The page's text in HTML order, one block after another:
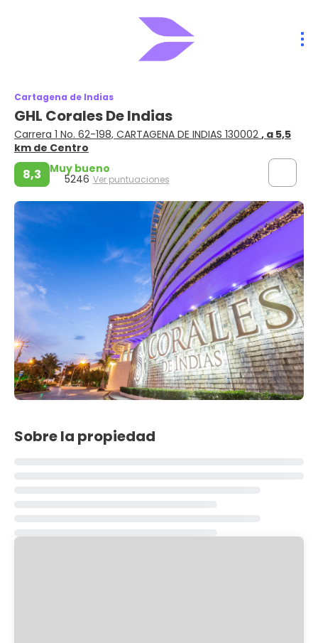
Cartagena de Indias
GHL Corales De Indias
Carrera 1 No. 62-198, CARTAGENA DE INDIAS 130002 , a 5,5
km de Centro
8,3 Muy bueno
5246 Ver puntuaciones
Sobre la propiedad